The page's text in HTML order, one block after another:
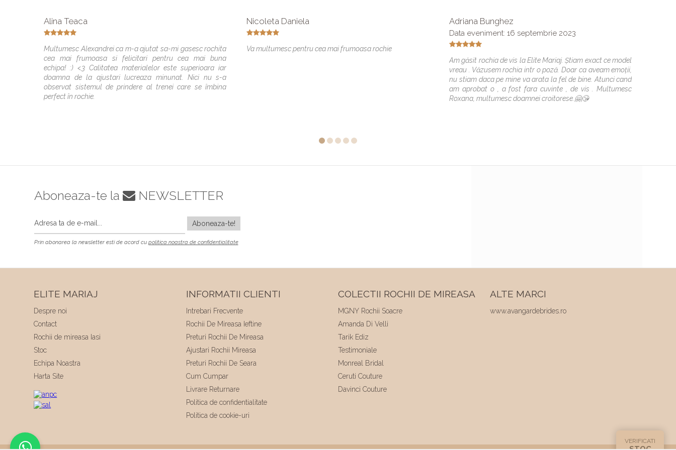
Alina Teaca
Multumesc Alexandrei ca m-a ajutat sa-mi gasesc rochita
cea mai frumoasa si felicitari pentru cea mai buna
echipa! :) <3 Calitatea materialelor este superioara iar
doamna de la ajustari lucreaza minunat. Nici nu s-a
observat sistemul de prindere al trenei care se îmbina
perfect în rochie.
Nicoleta Daniela
Va multumesc pentru cea mai frumoasa rochie
Adriana Bunghez
Data eveniment: 16 septembrie 2023
Am găsit rochia de vis la Elite Mariaj. Știam exact ce model
vreau . Văzusem rochia intr o poză. Doar ca aveam emoții,
nu stiam daca pe mine va arata la fel de bine. Atunci cand
am aprobat o , a fost fara cuvinte , de vis . Multumesc
Roxana, multumesc doamnei croitorese.🤗😘
Aboneaza-te la NEWSLETTER
Prin abonarea la newsletter esti de acord cu politica noastra de confidentialitate
ELITE MARIAJ
Despre noi
Contact
Rochii de mireasa Iasi
Stoc
Echipa Noastra
Harta Site
INFORMATII CLIENTI
Intrebari Frecvente
Rochii De Mireasa Ieftine
Preturi Rochii De Mireasa
Ajustari Rochii Mireasa
Preturi Rochii De Seara
Cum Cumpar
Livrare Returnare
Politica de confidentialitate
Politica de cookie-uri
COLECTII ROCHII DE MIREASA
MGNY Rochii Soacre
Amanda Di Velli
Tarik Ediz
Testimoniale
Monreal Bridal
Ceruti Couture
Davinci Couture
ALTE MARCI
www.avangardebrides.ro
VERIFICATI